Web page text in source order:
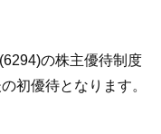
の株主優待制度
初優待となります。